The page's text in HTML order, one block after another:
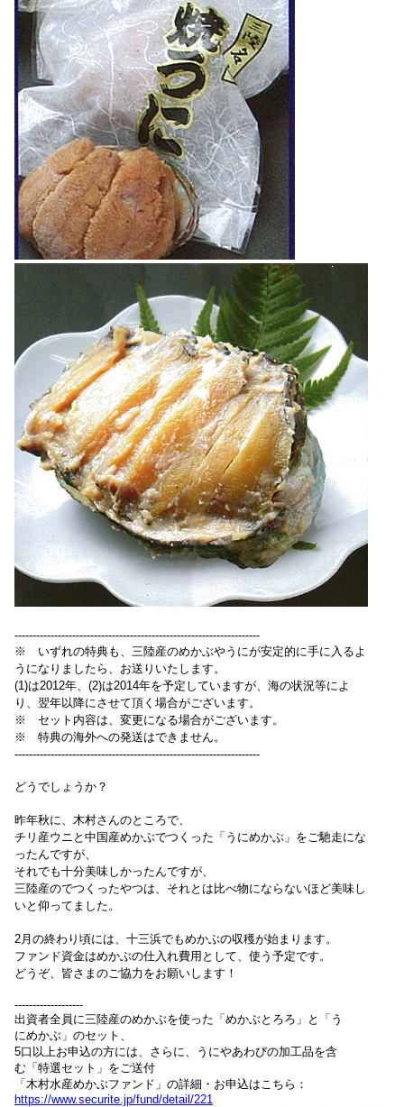
--------------------------------------------------------------------
※ いずれの特典も、三陸産のめかぶやうにが安定的に手に入るよ
うになりましたら、お送りいたします。
(1)は2012年、(2)は2014年を予定していますが、海の状況等によ
り、翌年以降にさせて頂く場合がございます。
※ セット内容は、変更になる場合がございます。
※ 特典の海外への発送はできません。
--------------------------------------------------------------------
どうでしょうか？
昨年秋に、木村さんのところで、
チリ産ウニと中国産めかぶでつくった「うにめかぶ」をご馳走にな
ったんですが、
それでも十分美味しかったんですが、
三陸産のでつくったやつは、それとは比べ物にならないほど美味し
いと仰ってました。
2月の終わり頃には、十三浜でもめかぶの収穫が始まります。
ファンド資金はめかぶの仕入れ費用として、使う予定です。
どうぞ、皆さまのご協力をお願いします！
-------------------
出資者全員に三陸産のめかぶを使った「めかぶとろろ」と「う
にめかぶ」のセット、
5口以上お申込の方には、さらに、うにやあわびの加工品を含
む「特選セット」をご送付
「木村水産めかぶファンド」の詳細・お申込はこちら：
https://www.securite.jp/fund/detail/221